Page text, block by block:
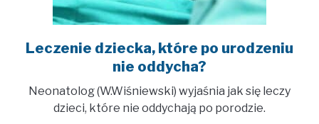
link
to
dziecka,
które
Leczenie dziecka, które po urodzeniu
nie oddycha?
Neonatolog (W.Wiśniewski) wyjaśnia jak się leczy
dzieci, które nie oddychają po porodzie.